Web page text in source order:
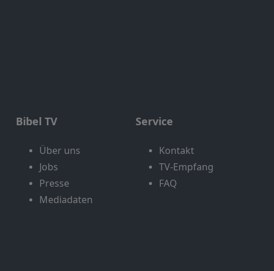
Bibel TV
Über uns
Jobs
Presse
Mediadaten
Service
Kontakt
TV-Empfang
FAQ